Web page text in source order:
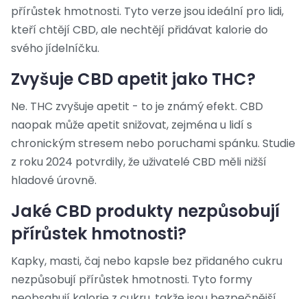
přírůstek hmotnosti. Tyto verze jsou ideální pro lidi,
kteří chtějí CBD, ale nechtějí přidávat kalorie do
svého jídelníčku.
Zvyšuje CBD apetit jako THC?
Ne. THC zvyšuje apetit - to je známý efekt. CBD
naopak může apetit snižovat, zejména u lidí s
chronickým stresem nebo poruchami spánku. Studie
z roku 2024 potvrdily, že uživatelé CBD měli nižší
hladové úrovně.
Jaké CBD produkty nezpůsobují
přírůstek hmotnosti?
Kapky, masti, čaj nebo kapsle bez přidaného cukru
nezpůsobují přírůstek hmotnosti. Tyto formy